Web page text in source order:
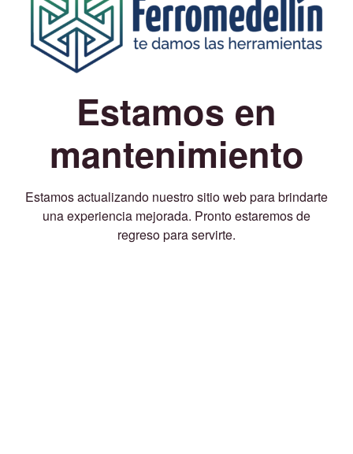
Estamos en
mantenimiento
Estamos actualizando nuestro sitio web para brindarte
una experiencia mejorada. Pronto estaremos de
regreso para servirte.